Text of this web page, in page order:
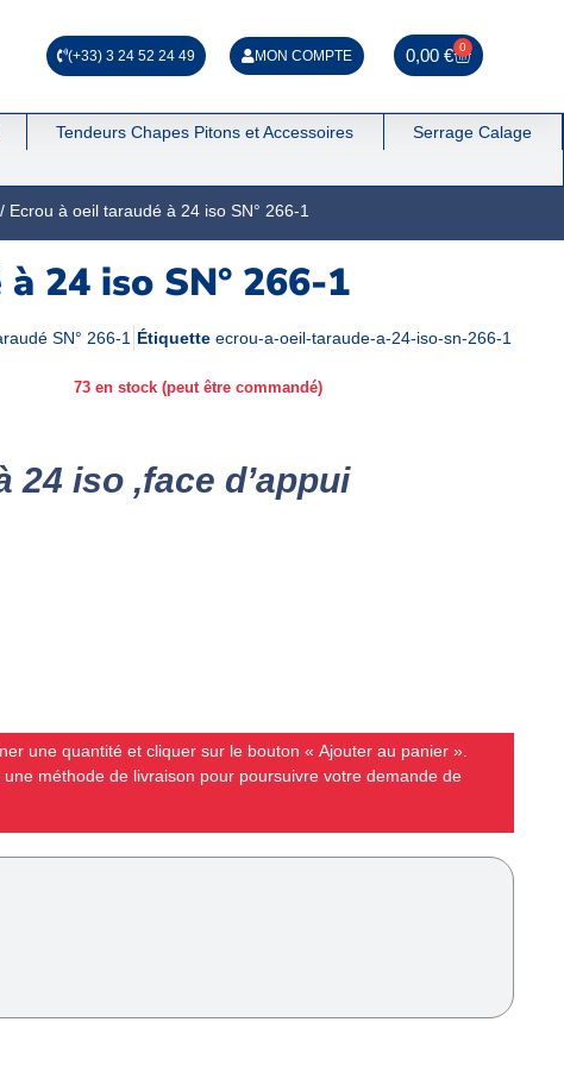
(+33) 3 24 52 24 49 MON COMPTE 0,00€ 0
Tendeurs Chapes Pitons et Accessoires
Serrage Calage
/ Ecrou à oeil taraudé à 24 iso SN° 266-1
24 iso SN° 266-1
SN° 266-1 Étiquette ecrou-a-oeil-taraude-a-24-iso-sn-266-1
73 en stock (peut être commandé)
iso ,face d’appui
une quantité et cliquer sur le bouton « Ajouter au panier ».
méthode de livraison pour poursuivre votre demande de